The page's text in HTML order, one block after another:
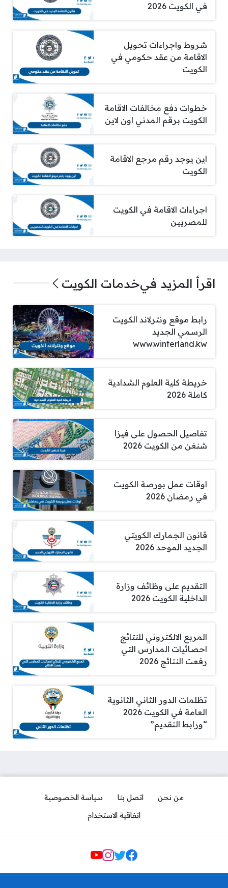
في الكويت 2026
شروط واجراءات تحويل
الاقامة من عقد حكومي في
الكويت
خطوات دفع مخالفات الاقامة
الكويت برقم المدني اون لاين
اين يوجد رقم مرجع الاقامة
الكويت
اجراءات الاقامة في الكويت
للمصريين
اقرأ المزيد فيخدمات الكويت
رابط موقع ونترلاند الكويت
الرسمي الجديد
www.winterland.kw
خريطة كلية العلوم الشدادية
كاملة 2026
تفاصيل الحصول على فيزا
شنغن من الكويت 2026
اوقات عمل بورصة الكويت
في رمضان 2026
قانون الجمارك الكويتي
الجديد الموحد 2026
التقديم على وظائف وزارة
الداخلية الكويت 2026
المربع الالكتروني للنتائج
احصائيات المدارس التي
رفعت النتائج 2026
تظلمات الدور الثاني الثانوية
العامة في الكويت 2026
“ورابط التقديم”
من نحن اتصل بنا
سياسة الخصوصية
اتفاقية الاستخدام
Social Links